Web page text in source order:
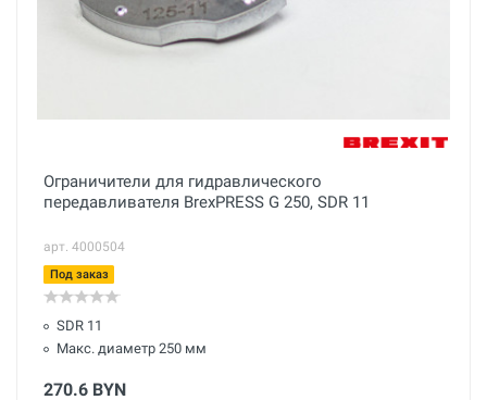
Ограничители для гидравлического
передавливателя BrexPRESS G 250, SDR 11
арт. 4000504
Под заказ
SDR 11
Макс. диаметр 250 мм
270.6 BYN